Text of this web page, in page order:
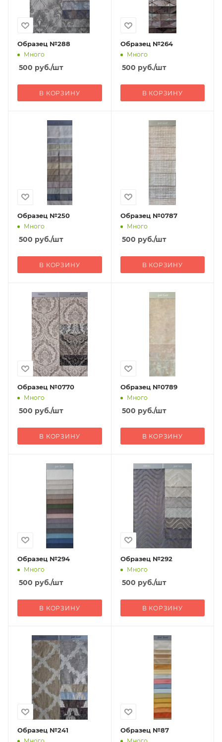
Образец №288
Много
500 руб./шт
В КОРЗИНУ
Образец №264
Много
500 руб./шт
В КОРЗИНУ
Образец №250
Много
500 руб./шт
В КОРЗИНУ
Образец №0787
Много
500 руб./шт
В КОРЗИНУ
Образец №0770
Много
500 руб./шт
В КОРЗИНУ
Образец №0789
Много
500 руб./шт
В КОРЗИНУ
Образец №294
Много
500 руб./шт
В КОРЗИНУ
Образец №292
Много
500 руб./шт
В КОРЗИНУ
Образец №241 Образец №87